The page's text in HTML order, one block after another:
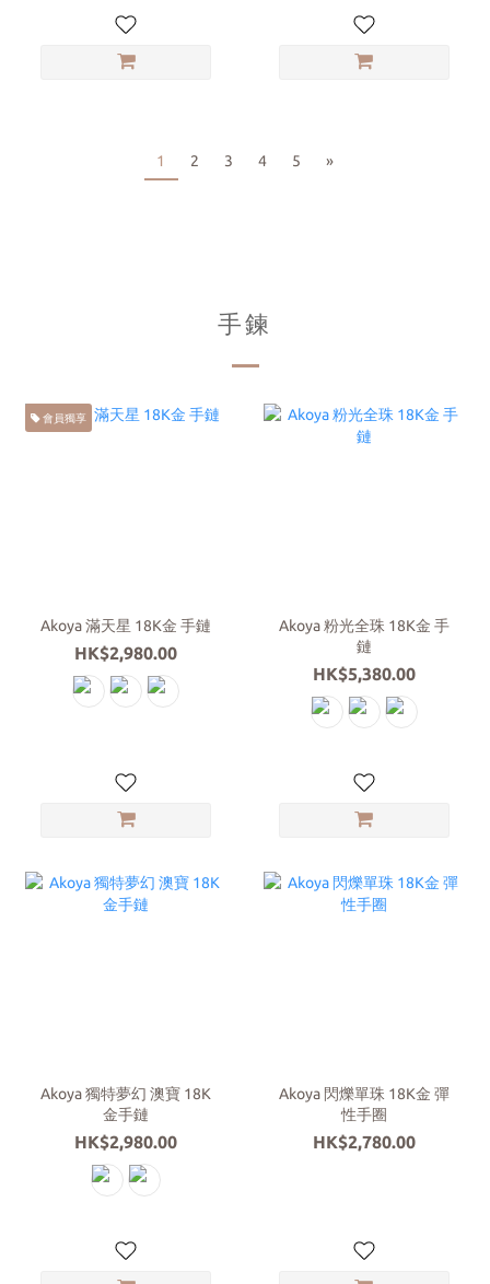
1 2 3 4 5 »
手鍊
會員獨享
Akoya 滿天星 18K金 手鏈
HK$2,980.00
Akoya 粉光全珠 18K金 手
鏈
HK$5,380.00
Akoya 獨特夢幻 澳寶 18K
金手鏈
HK$2,980.00
Akoya 閃爍單珠 18K金 彈
性手圈
HK$2,780.00